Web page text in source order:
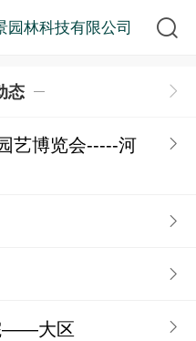
园林科技有限公司
态
艺博览会-----河
——大区